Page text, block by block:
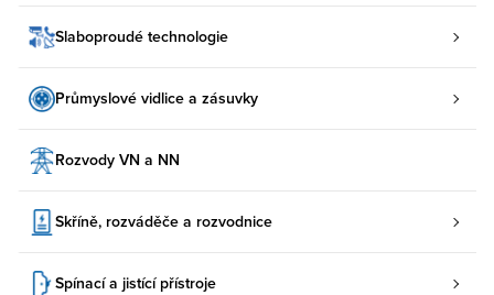
Slaboproudé technologie
Průmyslové vidlice a zásuvky
Rozvody VN a NN
Skříně, rozváděče a rozvodnice
Spínací a jistící přístroje